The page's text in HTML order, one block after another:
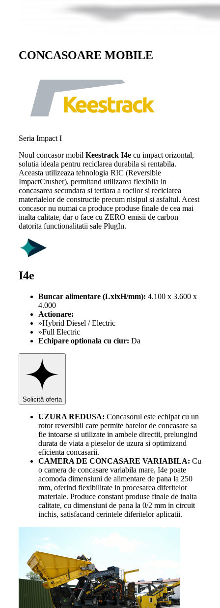
CONCASOARE MOBILE
Seria Impact I
Noul concasor mobil Keestrack I4e cu impact orizontal,
solutia ideala pentru reciclarea durabila si rentabila.
Aceasta utilizeaza tehnologia RIC (Reversible
ImpactCrusher), permitand utilizarea flexibila in
concasarea secundara si tertiara a rocilor si reciclarea
materialelor de constructie precum nisipul si asfaltul. Acest
concasor nu numai ca produce produse finale de cea mai
inalta calitate, dar o face cu ZERO emisii de carbon
datorita functionalitatii sale PlugIn.
I4e
Buncar alimentare (LxlxH/mm): 4.100 x 3.600 x
4.000
Actionare:
»Hybrid Diesel / Electric
»Full Electric
Echipare optionala cu ciur: Da
Solicită oferta
UZURA REDUSA: Concasorul este echipat cu un
rotor reversibil care permite barelor de concasare sa
fie intoarse si utilizate in ambele directii, prelungind
durata de viata a pieselor de uzura si optimizand
eficienta concasarii.
CAMERA DE CONCASARE VARIABILA: Cu
o camera de concasare variabila mare, I4e poate
acomoda dimensiuni de alimentare de pana la 250
mm, oferind flexibilitate in procesarea diferitelor
materiale. Produce constant produse finale de inalta
calitate, cu dimensiuni de pana la 0/2 mm in circuit
inchis, satisfacand cerintele diferitelor aplicatii.